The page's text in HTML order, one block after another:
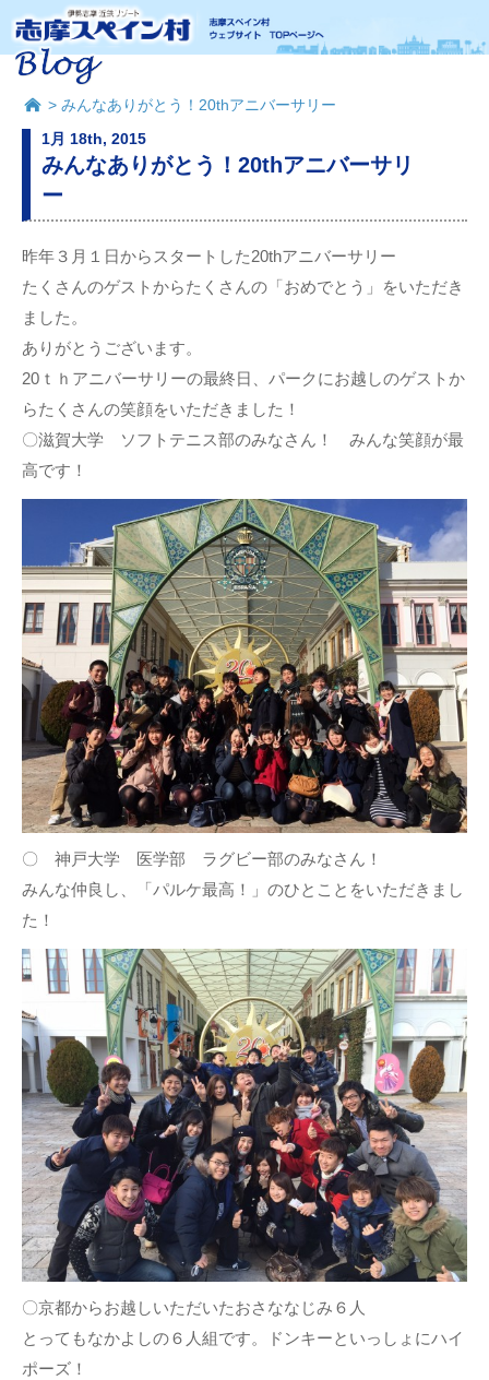
> みんなありがとう！20thアニバーサリー
1月 18th, 2015
みんなありがとう！20thアニバーサリ
ー
昨年３月１日からスタートした20thアニバーサリー
たくさんのゲストからたくさんの「おめでとう」をいただき
ました。
ありがとうございます。
20ｔｈアニバーサリーの最終日、パークにお越しのゲストか
らたくさんの笑顔をいただきました！
〇滋賀大学 ソフトテニス部のみなさん！ みんな笑顔が最
高です！
〇 神戸大学 医学部 ラグビー部のみなさん！
みんな仲良し、「パルケ最高！」のひとことをいただきまし
た！
〇京都からお越しいただいたおさななじみ６人
とってもなかよしの６人組です。ドンキーといっしょにハイ
ポーズ！